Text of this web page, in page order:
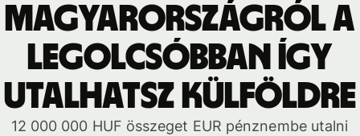
Magyarországról a
legolcsóbban így
utalhatsz külföldre
12 000 000 HUF összeget EUR pénznembe utalni